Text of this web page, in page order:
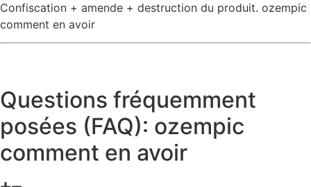
Confiscation + amende + destruction du produit. ozempic
comment en avoir
Questions fréquemment
posées (FAQ): ozempic
comment en avoir